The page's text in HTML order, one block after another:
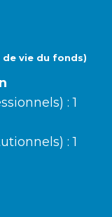
de vie du fonds)
: 1
: 1